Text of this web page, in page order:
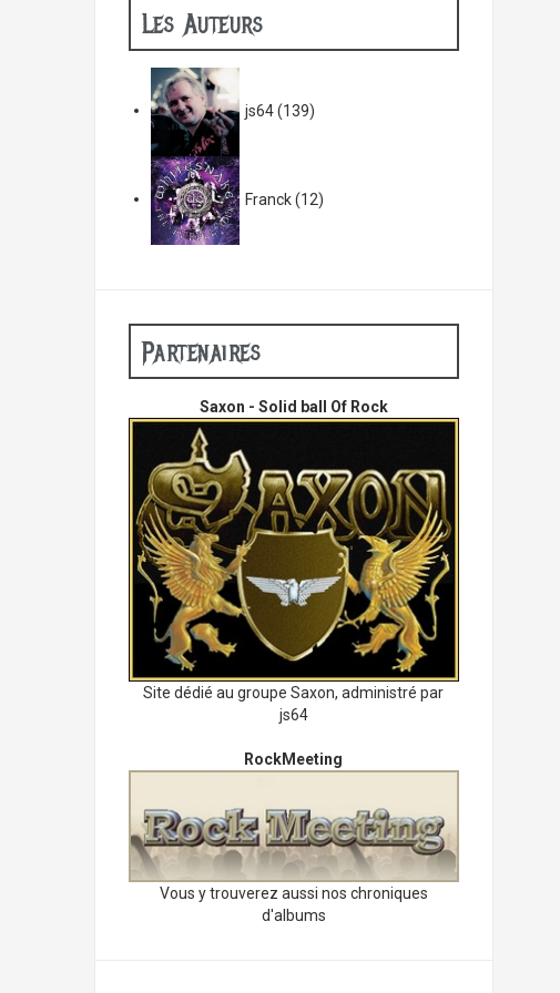
Les Auteurs
js64(139)
Franck(12)
Partenaires
Saxon - Solid ball Of Rock
Site dédié au groupe Saxon, administré par
js64
RockMeeting
Vous y trouverez aussi nos chroniques
d'albums